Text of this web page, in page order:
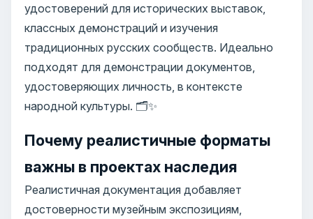
удостоверений для исторических выставок,
классных демонстраций и изучения
традиционных русских сообществ. Идеально
подходят для демонстрации документов,
удостоверяющих личность, в контексте
народной культуры. 🗂️✨
Почему реалистичные форматы
важны в проектах наследия
Реалистичная документация добавляет
достоверности музейным экспозициям,